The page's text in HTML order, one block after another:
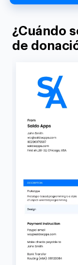
¿Cuándo
de